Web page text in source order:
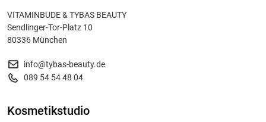
VITAMINBUDE & TYBAS BEAUTY
Sendlinger-Tor-Platz 10
80336 München
info@tybas-beauty.de
089 54 54 48 04
Kosmetikstudio